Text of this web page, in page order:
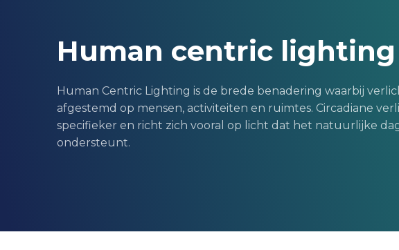
Human centric
Human Centric Lighting is de brede benadering waarbij
afgestemd op mensen, activiteiten en ruimtes. Circadiane
specifieker en richt zich vooral op licht dat het natuurlijke
ondersteunt.